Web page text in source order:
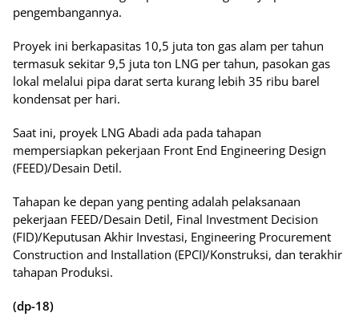
pengembangannya.
Proyek ini berkapasitas 10,5 juta ton gas alam per tahun
termasuk sekitar 9,5 juta ton LNG per tahun, pasokan gas
lokal melalui pipa darat serta kurang lebih 35 ribu barel
kondensat per hari.
Saat ini, proyek LNG Abadi ada pada tahapan
mempersiapkan pekerjaan Front End Engineering Design
(FEED)/Desain Detil.
Tahapan ke depan yang penting adalah pelaksanaan
pekerjaan FEED/Desain Detil, Final Investment Decision
(FID)/Keputusan Akhir Investasi, Engineering Procurement
Construction and Installation (EPCI)/Konstruksi, dan terakhir
tahapan Produksi.
(dp-18)